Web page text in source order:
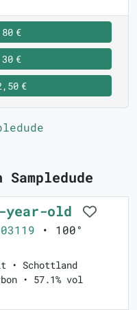
€
€
€
year-old
• 100°
• Schottland
• 57.1% vol